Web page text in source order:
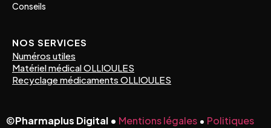
Conseils
NOS SERVICES
Numéros utiles
Matériel médical OLLIOULES
Recyclage médicaments OLLIOULES
©Pharmaplus Digital • Mentions légales • Politiques